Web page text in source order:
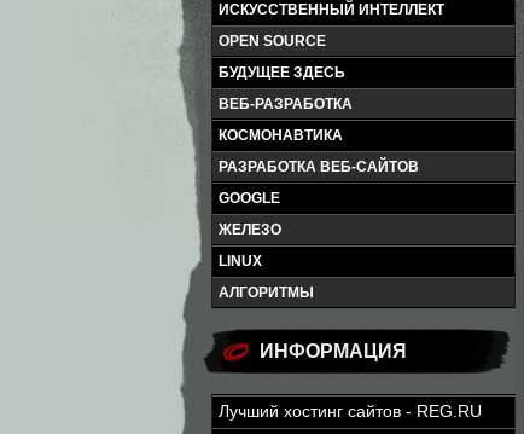
ИСКУССТВЕННЫЙ ИНТЕЛЛЕКТ
OPEN SOURCE
БУДУЩЕЕ ЗДЕСЬ
ВЕБ-РАЗРАБОТКА
КОСМОНАВТИКА
РАЗРАБОТКА ВЕБ-САЙТОВ
GOOGLE
ЖЕЛЕЗО
LINUX
АЛГОРИТМЫ
ИНФОРМАЦИЯ
Лучший хостинг сайтов - REG.RU